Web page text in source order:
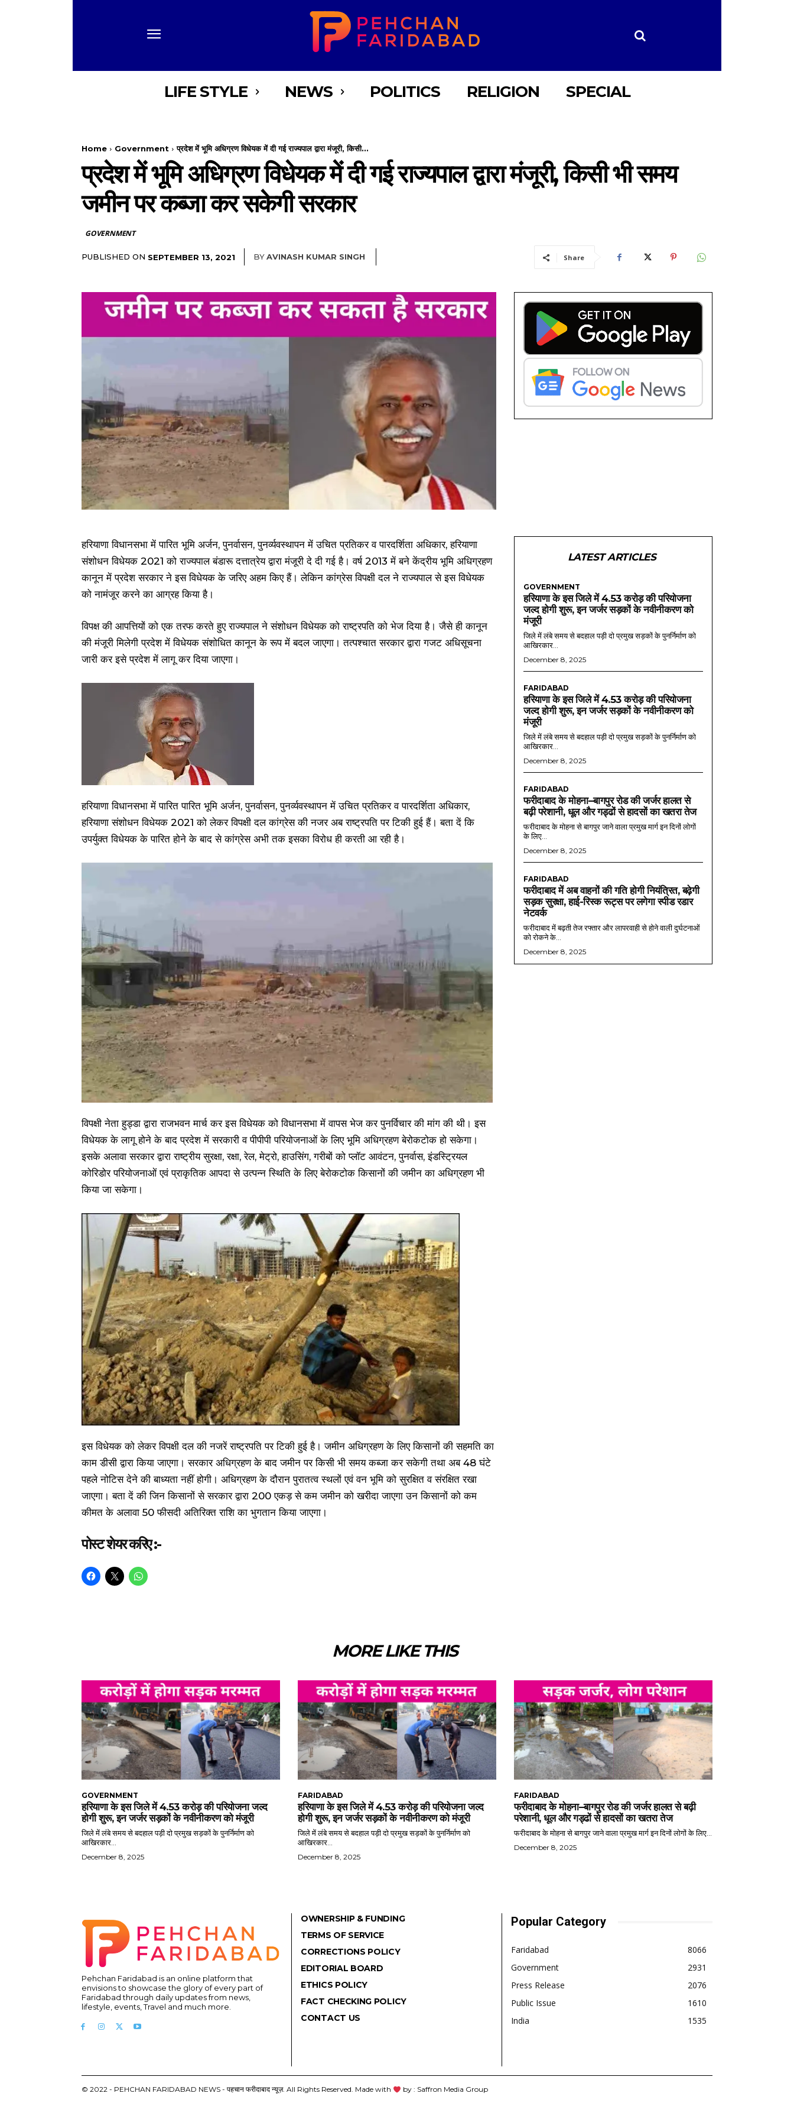
LIFE STYLE NEWS POLITICS RELIGION SPECIAL
Home Government प्रदेश में भूमि अधिग्रण विधेयक में दी गई राज्यपाल द्वारा मंजूरी, किसी...
प्रदेश में भूमि अधिग्रण विधेयक में दी गई राज्यपाल द्वारा मंजूरी, किसी भी समय
जमीन पर कब्जा कर सकेगी सरकार
GOVERNMENT
PUBLISHED ON SEPTEMBER 13, 2021 BYAVINASH KUMAR SINGH Share
हरियाणा विधानसभा में पारित भूमि अर्जन, पुनर्वासन, पुनर्व्यवस्थापन में उचित प्रतिकर व पारदर्शिता अधिकार, हरियाणा
संशोधन विधेयक 2021 को राज्यपाल बंडारू दत्तात्रेय द्वारा मंजूरी दे दी गई है। वर्ष 2013 में बने केंद्रीय भूमि अधिग्रहण
कानून में प्रदेश सरकार ने इस विधेयक के जरिए अहम किए हैं। लेकिन कांग्रेस विपक्षी दल ने राज्यपाल से इस विधेयक
को नामंजूर करने का आग्रह किया है।
विपक्ष की आपत्तियों को एक तरफ करते हुए राज्यपाल ने संशोधन विधेयक को राष्ट्रपति को भेज दिया है। जैसे ही कानून
की मंजूरी मिलेगी प्रदेश में विधेयक संशोधित कानून के रूप में बदल जाएगा। तत्पश्चात सरकार द्वारा गजट अधिसूचना
जारी कर इसे प्रदेश में लागू कर दिया जाएगा।
हरियाणा विधानसभा में पारित पारित भूमि अर्जन, पुनर्वासन, पुनर्व्यवस्थापन में उचित प्रतिकर व पारदर्शिता अधिकार,
हरियाणा संशोधन विधेयक 2021 को लेकर विपक्षी दल कांग्रेस की नजर अब राष्ट्रपति पर टिकी हुई हैं। बता दें कि
उपर्युक्त विधेयक के पारित होने के बाद से कांग्रेस अभी तक इसका विरोध ही करती आ रही है।
विपक्षी नेता हुड्डा द्वारा राजभवन मार्च कर इस विधेयक को विधानसभा में वापस भेज कर पुनर्विचार की मांग की थी। इस
विधेयक के लागू होने के बाद प्रदेश में सरकारी व पीपीपी परियोजनाओं के लिए भूमि अधिग्रहण बेरोकटोक हो सकेगा।
इसके अलावा सरकार द्वारा राष्ट्रीय सुरक्षा, रक्षा, रेल, मेट्रो, हाउसिंग, गरीबों को प्लॉट आवंटन, पुनर्वास, इंडस्ट्रियल
कोरिडोर परियोजनाओं एवं प्राकृतिक आपदा से उत्पन्न स्थिति के लिए बेरोकटोक किसानों की जमीन का अधिग्रहण भी
किया जा सकेगा।
इस विधेयक को लेकर विपक्षी दल की नजरें राष्ट्रपति पर टिकी हुई है। जमीन अधिग्रहण के लिए किसानों की सहमति का
काम डीसी द्वारा किया जाएगा। सरकार अधिग्रहण के बाद जमीन पर किसी भी समय कब्जा कर सकेगी तथा अब 48 घंटे
पहले नोटिस देने की बाध्यता नहीं होगी। अधिग्रहण के दौरान पुरातत्व स्थलों एवं वन भूमि को सुरक्षित व संरक्षित रखा
जाएगा। बता दें की जिन किसानों से सरकार द्वारा 200 एकड़ से कम जमीन को खरीदा जाएगा उन किसानों को कम
कीमत के अलावा 50 फीसदी अतिरिक्त राशि का भुगतान किया जाएगा।
पोस्ट शेयर करिए :-
LATEST ARTICLES
GOVERNMENT
हरियाणा के इस जिले में 4.53 करोड़ की परियोजना
जल्द होगी शुरू, इन जर्जर सड़कों के नवीनीकरण को
मंजूरी
जिले में लंबे समय से बदहाल पड़ी दो प्रमुख सड़कों के पुनर्निर्माण को
आखिरकार...
December 8, 2025
FARIDABAD
हरियाणा के इस जिले में 4.53 करोड़ की परियोजना
जल्द होगी शुरू, इन जर्जर सड़कों के नवीनीकरण को
मंजूरी
जिले में लंबे समय से बदहाल पड़ी दो प्रमुख सड़कों के पुनर्निर्माण को
आखिरकार...
December 8, 2025
FARIDABAD
फरीदाबाद के मोहना–बागपुर रोड की जर्जर हालत से
बढ़ी परेशानी, धूल और गड्ढों से हादसों का खतरा तेज
फरीदाबाद के मोहना से बागपुर जाने वाला प्रमुख मार्ग इन दिनों लोगों
के लिए...
December 8, 2025
FARIDABAD
फरीदाबाद में अब वाहनों की गति होगी नियंत्रित, बढ़ेगी
सड़क सुरक्षा, हाई-रिस्क रूट्स पर लगेगा स्पीड रडार
नेटवर्क
फरीदाबाद में बढ़ती तेज रफ्तार और लापरवाही से होने वाली दुर्घटनाओं
को रोकने के...
December 8, 2025
MORE LIKE THIS
GOVERNMENT
हरियाणा के इस जिले में 4.53 करोड़ की परियोजना जल्द
होगी शुरू, इन जर्जर सड़कों के नवीनीकरण को मंजूरी
जिले में लंबे समय से बदहाल पड़ी दो प्रमुख सड़कों के पुनर्निर्माण को
आखिरकार...
December 8, 2025
FARIDABAD
हरियाणा के इस जिले में 4.53 करोड़ की परियोजना जल्द
होगी शुरू, इन जर्जर सड़कों के नवीनीकरण को मंजूरी
जिले में लंबे समय से बदहाल पड़ी दो प्रमुख सड़कों के पुनर्निर्माण को
आखिरकार...
December 8, 2025
FARIDABAD
फरीदाबाद के मोहना–बागपुर रोड की जर्जर हालत से बढ़ी
परेशानी, धूल और गड्ढों से हादसों का खतरा तेज
फरीदाबाद के मोहना से बागपुर जाने वाला प्रमुख मार्ग इन दिनों लोगों के लिए...
December 8, 2025
Pehchan Faridabad is an online platform that
envisions to showcase the glory of every part of
Faridabad through daily updates from news,
lifestyle, events, Travel and much more.
OWNERSHIP & FUNDING
TERMS OF SERVICE
CORRECTIONS POLICY
EDITORIAL BOARD
ETHICS POLICY
FACT CHECKING POLICY
CONTACT US
Popular Category
Faridabad
8066
Government
2931
Press Release
2076
Public Issue
1610
India
1535
© 2022 - PEHCHAN FARIDABAD NEWS - पहचान फरीदाबाद न्यूज़. All Rights Reserved. Made with by : Saffron Media Group